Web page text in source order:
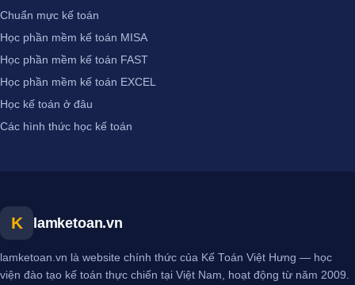
Chuẩn mực kế toán
Học phần mềm kế toán MISA
Học phần mềm kế toán FAST
Học phần mềm kế toán EXCEL
Học kế toán ở đâu
Các hình thức học kế toán
K lamketoan.vn
lamketoan.vn là website chính thức của Kế Toán Việt Hưng — học
viện đào tạo kế toán thực chiến tại Việt Nam, hoạt động từ năm 2009.